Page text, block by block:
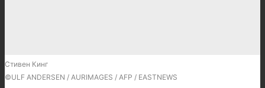
Стивен Кинг
©ULF ANDERSEN / AURIMAGES / AFP / EASTNEWS